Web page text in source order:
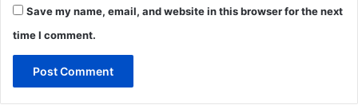
Save my name, email, and website in this browser for the next
time I comment.